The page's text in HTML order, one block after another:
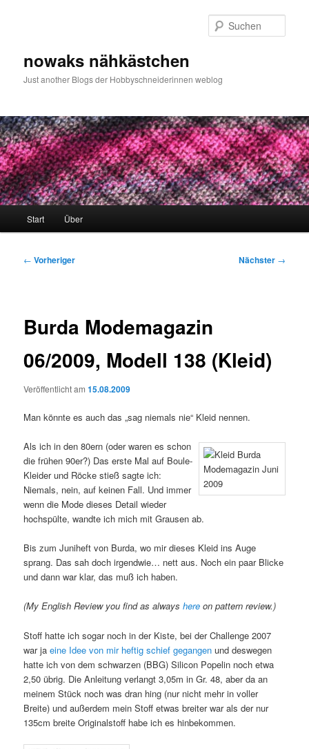
nowaks nähkästchen
Just another Blogs der Hobbyschneiderinnen weblog
Start Über
Beitragsnavigation
← Vorheriger Nächster →
Burda Modemagazin
06/2009, Modell 138 (Kleid)
Veröffentlicht am15.08.2009
Man könnte es auch das „sag niemals nie“ Kleid nennen.
Als ich in den 80ern (oder waren es schon
die frühen 90er?) Das erste Mal auf Boule-
Kleider und Röcke stieß sagte ich:
Niemals, nein, auf keinen Fall. Und immer
wenn die Mode dieses Detail wieder
hochspülte, wandte ich mich mit Grausen ab.
Bis zum Juniheft von Burda, wo mir dieses Kleid ins Auge
sprang. Das sah doch irgendwie… nett aus. Noch ein paar Blicke
und dann war klar, das muß ich haben.
(My English Review you find as alwayshere on pattern review.)
Stoff hatte ich sogar noch in der Kiste, bei der Challenge 2007
war jaeine Idee von mir heftig schief gegangen und deswegen
hatte ich von dem schwarzen (BBG) Silicon Popelin noch etwa
2,50 übrig. Die Anleitung verlangt 3,05m in Gr. 48, aber da an
meinem Stück noch was dran hing (nur nicht mehr in voller
Breite) und außerdem mein Stoff etwas breiter war als der nur
135cm breite Originalstoff habe ich es hinbekommen.